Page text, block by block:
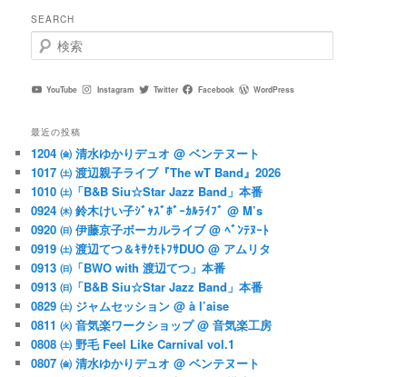
SEARCH
検
索
YouTube Instagram Twitter Facebook WordPress
最近の投稿
1204 ㈮ 清水ゆかりデュオ @ ベンテヌート
1017 ㈯ 渡辺親子ライブ『The wT Band』2026
1010 ㈯「B&B Siu☆Star Jazz Band」本番
0924 ㈭ 鈴木けい子ｼﾞｬｽﾞﾎﾞｰｶﾙﾗｲﾌﾞ @ M’s
0920 ㈰ 伊藤京子ボーカルライブ @ ﾍﾞﾝﾃﾇｰﾄ
0919 ㈯ 渡辺てつ＆ｷｻｸﾓﾄﾌｻDUO @ アムリタ
0913 ㈰「BWO with 渡辺てつ」本番
0913 ㈰「B&B Siu☆Star Jazz Band」本番
0829 ㈯ ジャムセッション @ à l’aise
0811 ㈫ 音気楽ワークショップ @ 音気楽工房
0808 ㈯ 野毛 Feel Like Carnival vol.1
0807 ㈮ 清水ゆかりデュオ @ ベンテヌート